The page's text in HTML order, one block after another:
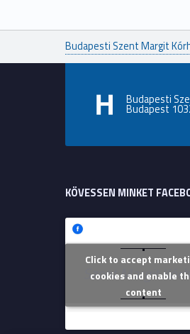
Budapesti Szent Margit
Budapesti
Budapest
KÖVESSEN MINKET
Szent Margit
Click to accept
cookies and enable
content